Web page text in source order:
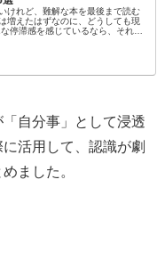
けれど、難解な本を最後まで読む
増えたはずなのに、どうしても現
停滞感を感じているなら、それは
自分事」として浸透
活用して、認識が劇
ました。